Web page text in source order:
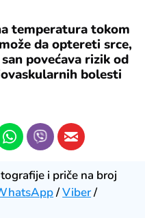
temperatura tokom
da optereti srce,
povećava rizik od
bolesti
i priče na broj
/Viber/